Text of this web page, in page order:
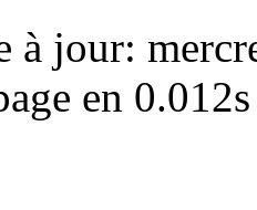
à jour:
en 0.012s